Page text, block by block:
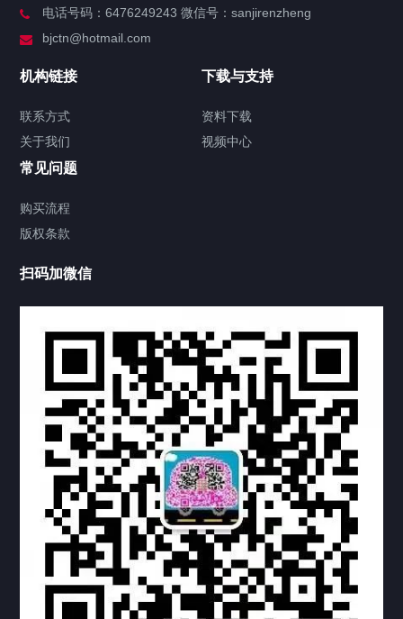
服务分类
签署类文件海牙认证程序费用
视频中心
热门标签 TAG
机构链接
联系方式 关于我们
下载与支持
资料下载 视频中心
常见问题
购买流程 版权条款
电话号码：6476249243 微信号：sanjirenzheng
bjctn@hotmail.com
机构链接
联系方式
关于我们
下载与支持
资料下载
视频中心
常见问题
购买流程
版权条款
扫码加微信